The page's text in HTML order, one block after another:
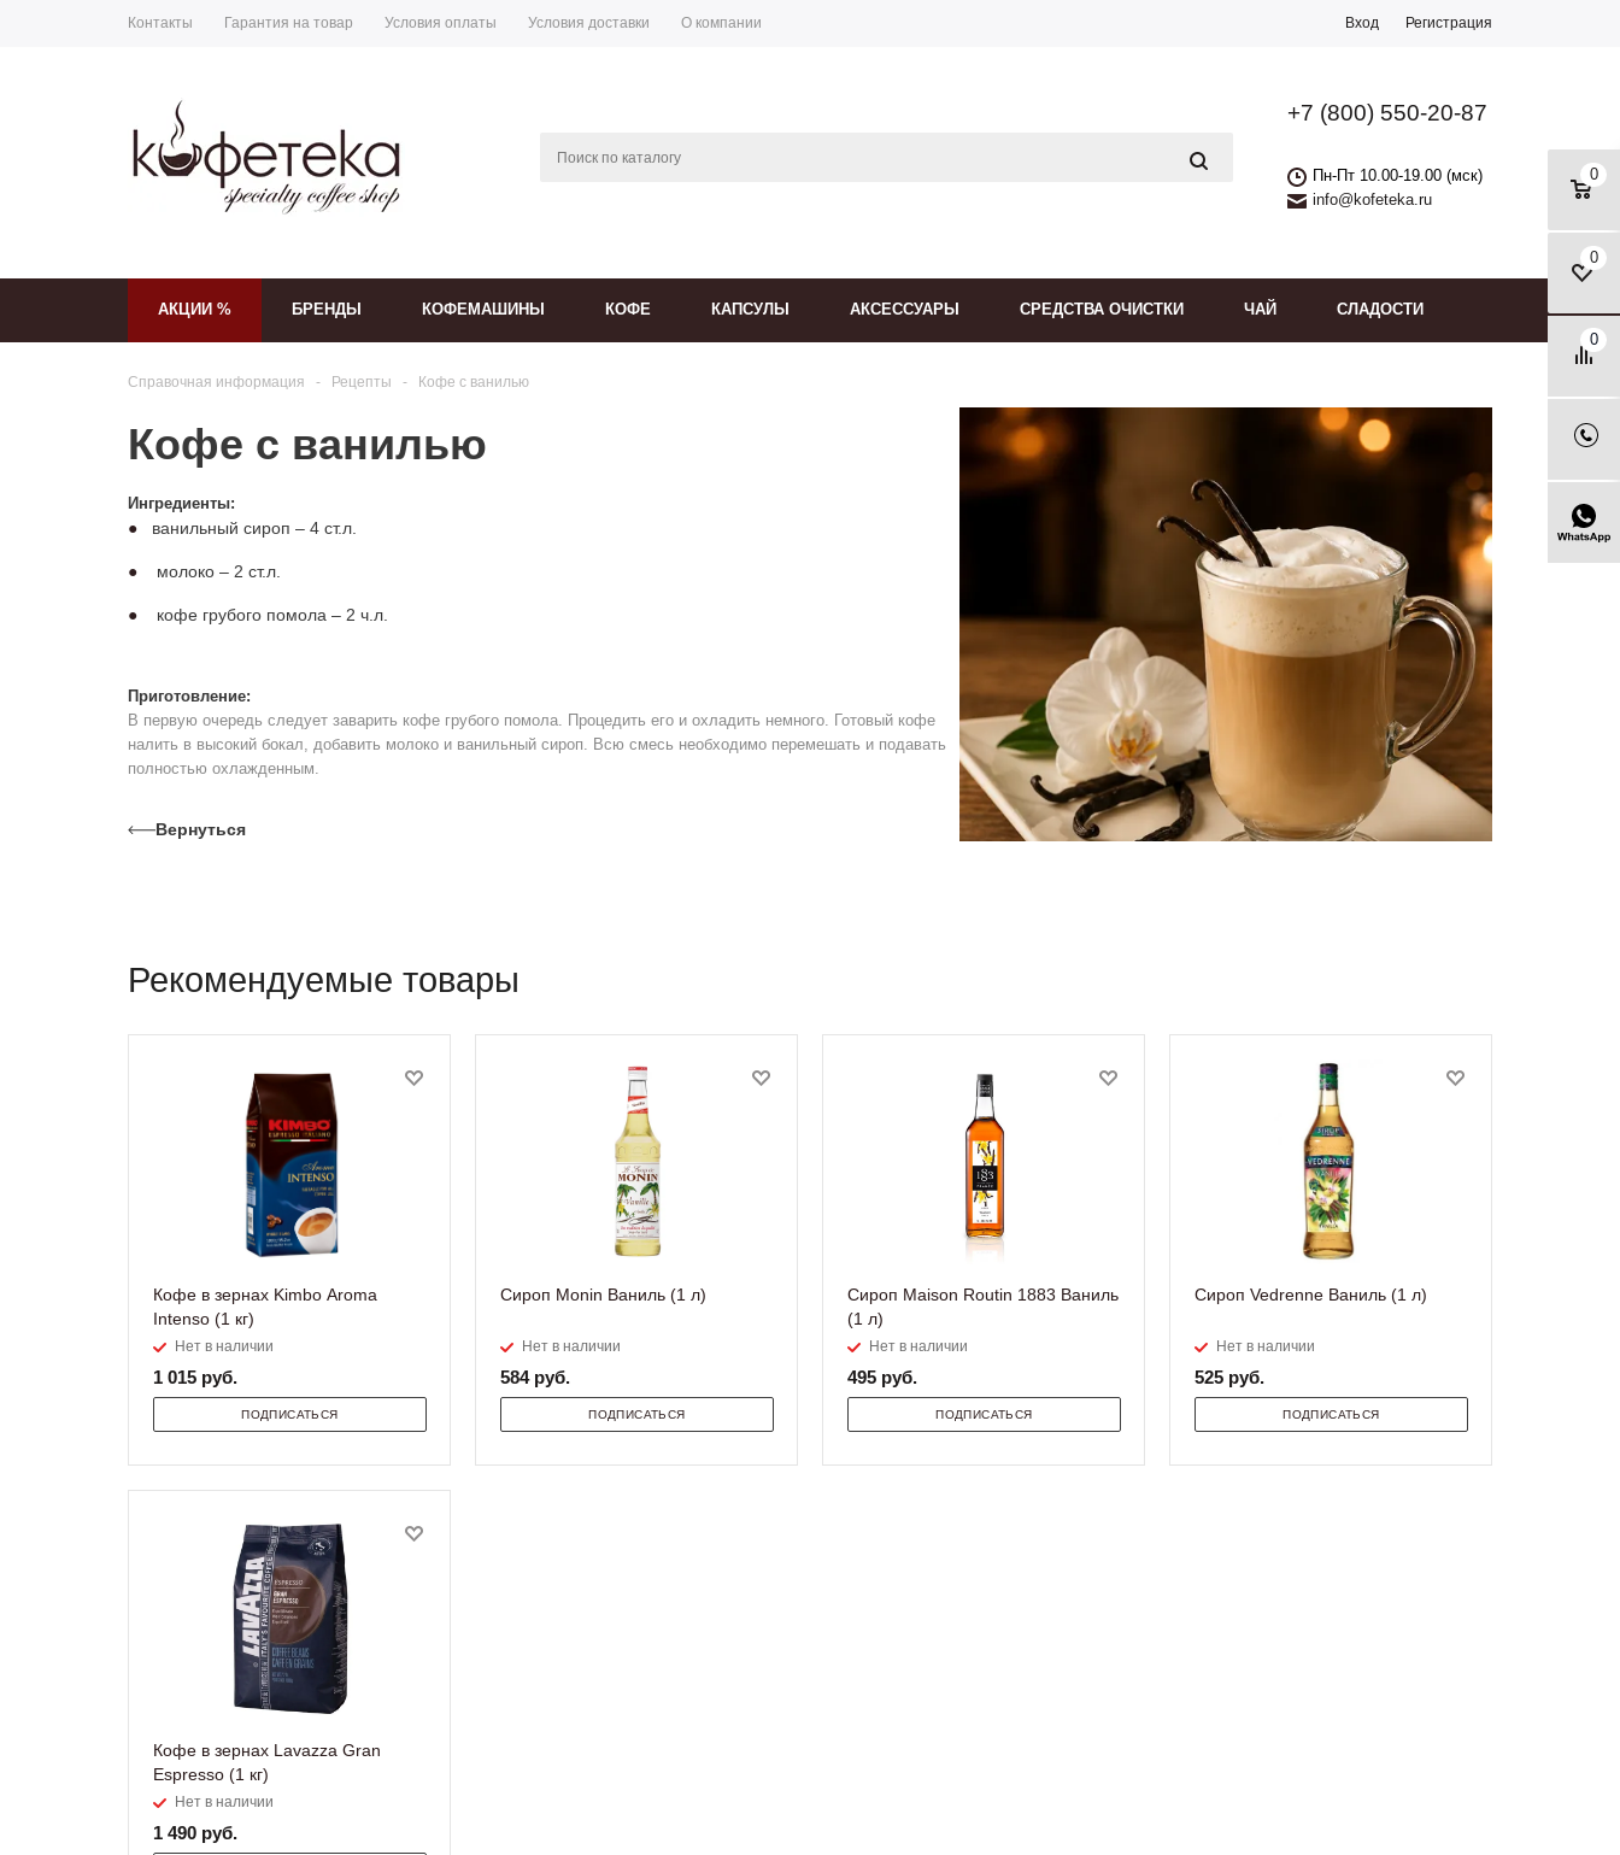
Контакты Гарантия на товар Условия оплаты Условия доставки О компании Вход Регистрация
+7 (800) 550-20-87
Пн-Пт 10.00-19.00 (мск)
info@kofeteka.ru
0
0
0
АКЦИИ % БРЕНДЫ КОФЕМАШИНЫ КОФЕ КАПСУЛЫ АКСЕССУАРЫ СРЕДСТВА ОЧИСТКИ ЧАЙ СЛАДОСТИ
Справочная информация - Рецепты - Кофе с ванилью
Кофе с ванилью
Ингредиенты:
ванильный сироп – 4 ст.л.
молоко – 2 ст.л.
кофе грубого помола – 2 ч.л.
Приготовление:
В первую очередь следует заварить кофе грубого помола. Процедить его и охладить немного. Готовый кофе
налить в высокий бокал, добавить молоко и ванильный сироп. Всю смесь необходимо перемешать и подавать
полностью охлажденным.
Вернуться
Рекомендуемые товары
Кофе в зернах Kimbo Aroma
Intenso (1 кг)
Нет в наличии
1 015 руб.
ПОДПИСАТЬСЯ
Сироп Monin Ваниль (1 л)
Нет в наличии
584руб.
ПОДПИСАТЬСЯ
Сироп Maison Routin 1883 Ваниль
(1 л)
Нет в наличии
495 руб.
ПОДПИСАТЬСЯ
Сироп Vedrenne Ваниль (1 л)
Нет в наличии
525 руб.
ПОДПИСАТЬСЯ
Кофе в зернах Lavazza Gran
Espresso (1 кг)
Нет в наличии
1 490 руб.